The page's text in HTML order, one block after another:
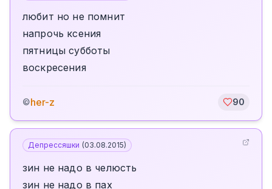
любит но не помнит
напрочь ксения
пятницы субботы
воскресения
©her-z 90
Депрессяшки (03.08.2015)
зин не надо в челюсть
зин не надо в пах